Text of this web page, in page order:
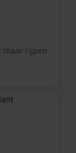
maar rijpen